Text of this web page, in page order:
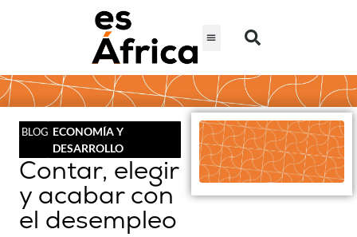
BLOG ECONOMÍA Y
DESARROLLO
Contar, elegir
y acabar con
el desempleo